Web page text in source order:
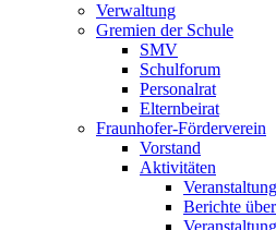
Verwaltung
Gremien der Schule
SMV
Schulforum
Personalrat
Elternbeirat
Fraunhofer-Förderverein
Vorstand
Aktivitäten
Berichte